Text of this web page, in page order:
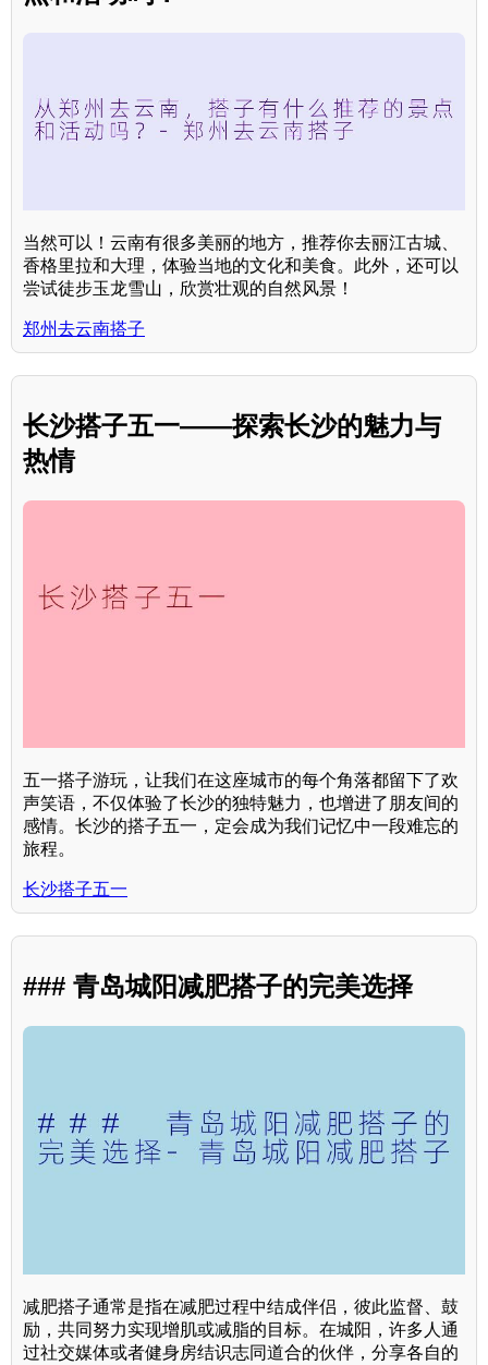
当然可以！云南有很多美丽的地方，推荐你去丽江古城、
香格里拉和大理，体验当地的文化和美食。此外，还可以
尝试徒步玉龙雪山，欣赏壮观的自然风景！
郑州去云南搭子
长沙搭子五一——探索长沙的魅力与
热情
五一搭子游玩，让我们在这座城市的每个角落都留下了欢
声笑语，不仅体验了长沙的独特魅力，也增进了朋友间的
感情。长沙的搭子五一，定会成为我们记忆中一段难忘的
旅程。
长沙搭子五一
### 青岛城阳减肥搭子的完美选择
减肥搭子通常是指在减肥过程中结成伴侣，彼此监督、鼓
励，共同努力实现增肌或减脂的目标。在城阳，许多人通
过社交媒体或者健身房结识志同道合的伙伴，分享各自的